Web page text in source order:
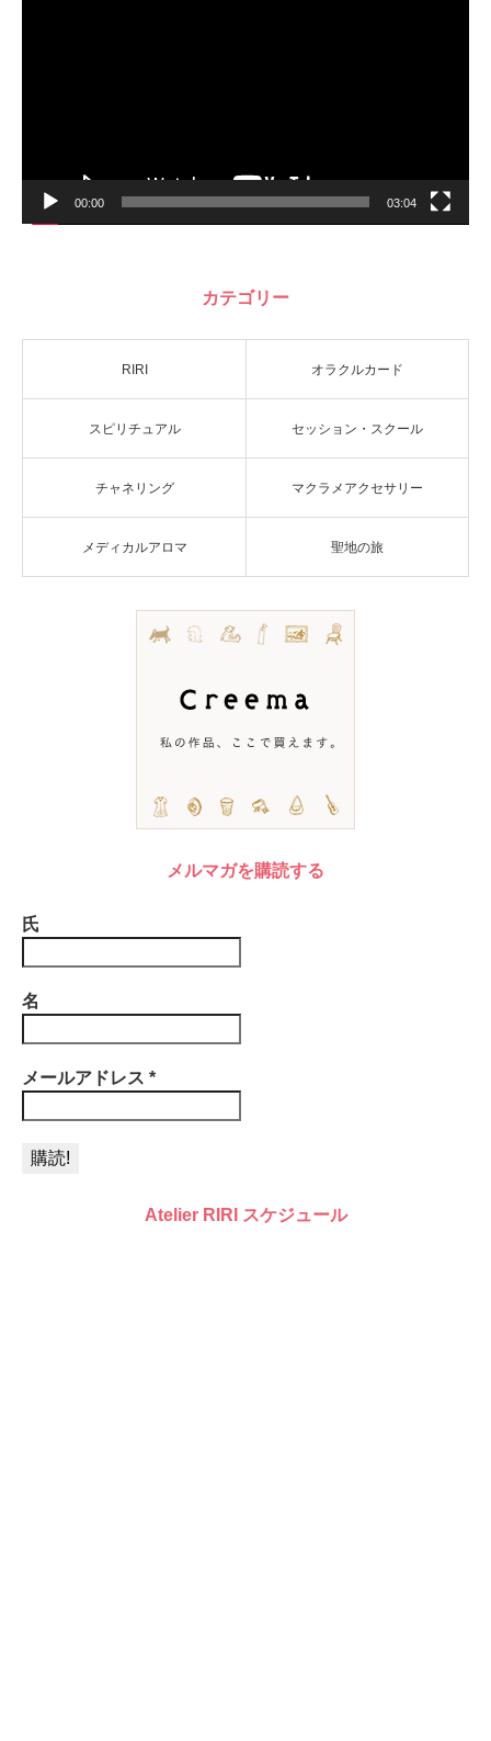
00:00 03:04
カテゴリー
RIRI オラクルカード
スピリチュアル セッション・スクール
チャネリング マクラメアクセサリー
メディカルアロマ 聖地の旅
メルマガを購読する
氏
名
メールアドレス *
Atelier RIRI スケジュール